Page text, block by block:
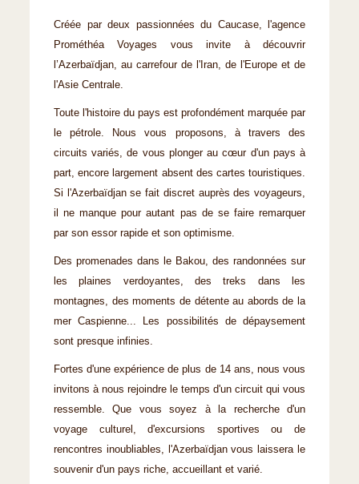
Créée par deux passionnées du Caucase, l'agence
Prométhéa Voyages vous invite à découvrir
l’Azerbaïdjan, au carrefour de l'Iran, de l'Europe et de
l'Asie Centrale.
Toute l'histoire du pays est profondément marquée par
le pétrole. Nous vous proposons, à travers des
circuits variés, de vous plonger au cœur d'un pays à
part, encore largement absent des cartes touristiques.
Si l'Azerbaïdjan se fait discret auprès des voyageurs,
il ne manque pour autant pas de se faire remarquer
par son essor rapide et son optimisme.
Des promenades dans le Bakou, des randonnées sur
les plaines verdoyantes, des treks dans les
montagnes, des moments de détente au abords de la
mer Caspienne... Les possibilités de dépaysement
sont presque infinies.
Fortes d'une expérience de plus de 14 ans, nous vous
invitons à nous rejoindre le temps d'un circuit qui vous
ressemble. Que vous soyez à la recherche d'un
voyage culturel, d'excursions sportives ou de
rencontres inoubliables, l'Azerbaïdjan vous laissera le
souvenir d'un pays riche, accueillant et varié.